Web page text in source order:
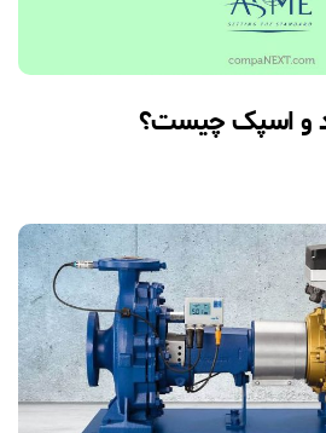
و اسپک چیست؟